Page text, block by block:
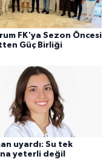
FK'ya Sezon Öncesi
Güç Birliği
uyardı: Su tek
yeterli değil